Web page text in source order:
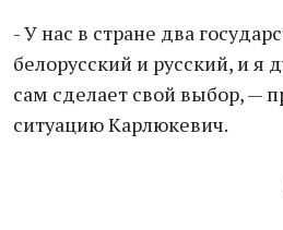
- У нас в стране два
белорусский и русский, и я
сам сделает свой выбор, —
ситуацию Карлюкевич.